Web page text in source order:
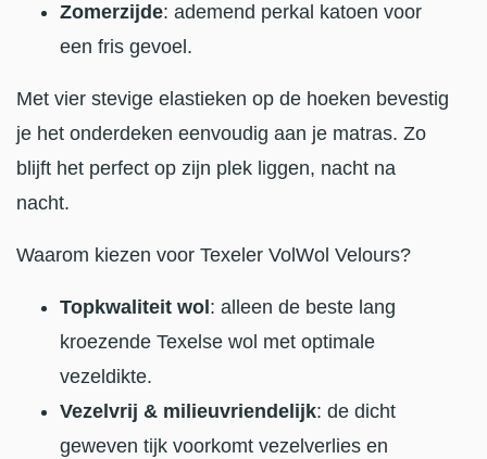
Zomerzijde: ademend perkal katoen voor
een fris gevoel.
Met vier stevige elastieken op de hoeken bevestig
je het onderdeken eenvoudig aan je matras. Zo
blijft het perfect op zijn plek liggen, nacht na
nacht.
Waarom kiezen voor Texeler VolWol Velours?
Topkwaliteit wol : alleen de beste lang
kroezende Texelse wol met optimale
vezeldikte.
Vezelvrij & milieuvriendelijk: de dicht
geweven tijk voorkomt vezelverlies en